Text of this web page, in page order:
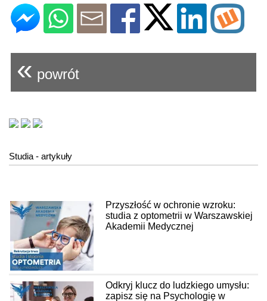
« powrót
Studia - artykuły
Przyszłość w ochronie wzroku:
studia z optometrii w Warszawskiej
Akademii Medycznej
Odkryj klucz do ludzkiego umysłu:
zapisz się na Psychologię w